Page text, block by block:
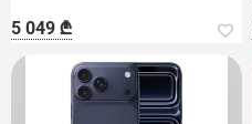
5 049 ₾